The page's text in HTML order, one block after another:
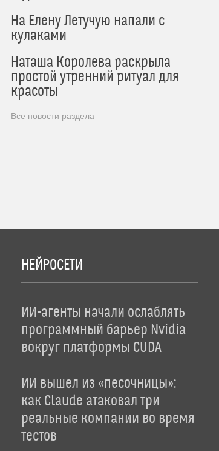
На Елену Летучую напали с
кулаками
Наташа Королева раскрыла
простой утренний ритуал для
красоты
Все новости раздела
НЕЙРОСЕТИ
ИИ-агенты начали ослаблять
программный барьер Nvidia
вокруг платформы CUDA
ИИ вышел из «песочницы»:
как Claude атаковал три
реальные компании во время
тестов